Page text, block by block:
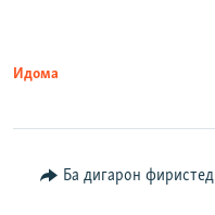
Идома
Ба дигарон фиристед